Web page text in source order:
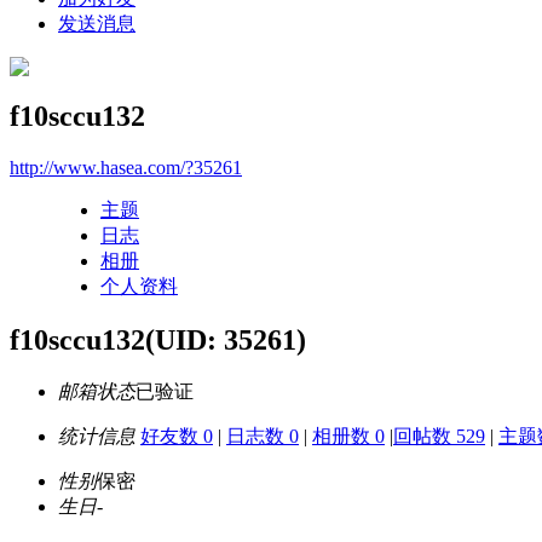
发送消息
f10sccu132
http://www.hasea.com/?35261
主题
日志
相册
个人资料
f10sccu132(UID: 35261)
邮箱状态已验证
统计信息 好友数 0 | 日志数 0 | 相册数 0 |回帖数 529 | 主题
性别保密
生日-